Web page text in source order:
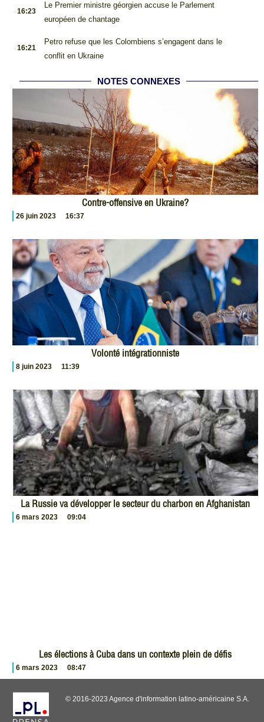
16:23
Le Premier ministre géorgien accuse le Parlement
européen de chantage
16:21
Petro refuse que les Colombiens s’engagent dans le
conflit en Ukraine
NOTES CONNEXES
Contre-offensive en Ukraine?
26 juin 2023 16:37
Volonté intégrationniste
8 juin 2023 11:39
La Russie va développer le secteur du charbon en Afghanistan
6 mars 2023 09:04
Les élections à Cuba dans un contexte plein de défis
6 mars 2023 08:47
© 2016-2023 Agence d'information latino-américaine S.A.